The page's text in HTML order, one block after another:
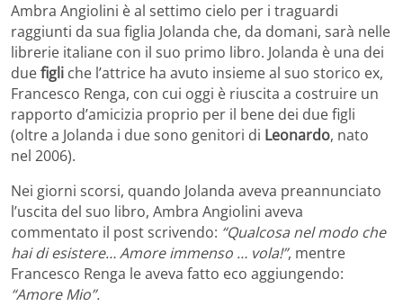
Ambra Angiolini è al settimo cielo per i traguardi
raggiunti da sua figlia Jolanda che, da domani, sarà nelle
librerie italiane con il suo primo libro. Jolanda è una dei
duefigli che l’attrice ha avuto insieme al suo storico ex,
Francesco Renga, con cui oggi è riuscita a costruire un
rapporto d’amicizia proprio per il bene dei due figli
(oltre a Jolanda i due sono genitori di Leonardo, nato
nel 2006).
Nei giorni scorsi, quando Jolanda aveva preannunciato
l’uscita del suo libro, Ambra Angiolini aveva
commentato il post scrivendo: “Qualcosa nel modo che
hai di esistere… Amore immenso … vola!”, mentre
Francesco Renga le aveva fatto eco aggiungendo:
“Amore Mio”.